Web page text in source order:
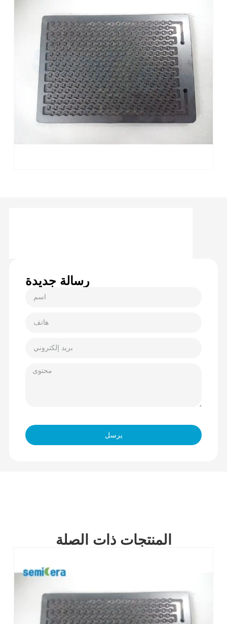
رسالة جديدة
يرسل
المنتجات ذات الصلة